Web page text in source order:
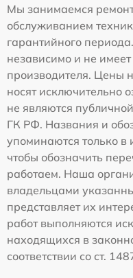
Мы занимаемся
обслуживанием
гарантийного
независимо и не
производителя. Цены
носят исключительно
не являются
ГК РФ. Названия и
упоминаются только
чтобы обозначить
работаем. Наша
владельцами
представляет их
работ выполняются
находящихся в
соответствии со ст.